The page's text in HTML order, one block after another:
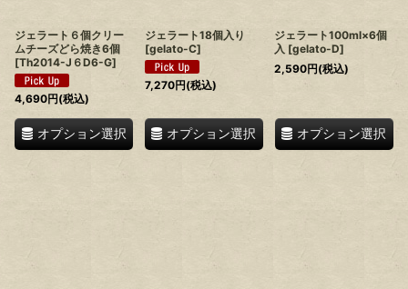
ジェラート６個クリー
ムチーズどら焼き6個
[Th2014-J６D6-G]
4,690円(税込)
オプション選択
ジェラート18個入り
[gelato-C]
7,270円(税込)
オプション選択
ジェラート100ml×6個
入 [gelato-D]
2,590円(税込)
オプション選択